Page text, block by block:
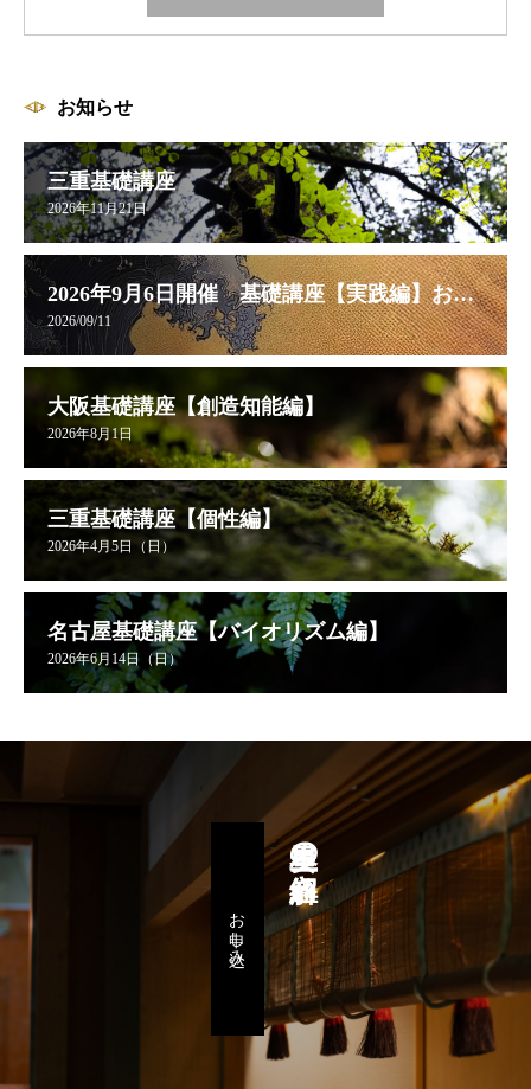
お知らせ
三重基礎講座
2026年11月21日
2026年9月6日開催 基礎講座【実践編】お申し込み受付中
2026/09/11
大阪基礎講座【創造知能編】
2026年8月1日
三重基礎講座【個性編】
2026年4月5日（日）
名古屋基礎講座【バイオリズム編】
2026年6月14日（日）
星里奏の紐解き
お申し込み